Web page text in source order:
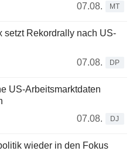
07.08.
MT
setzt Rekordrally nach US-
07.08.
DP
US-Arbeitsmarktdaten
07.08.
DJ
wieder in den Fokus